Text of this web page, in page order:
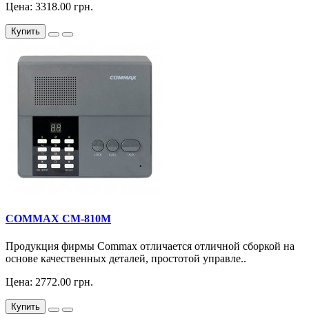
Цена: 3318.00 грн.
Купить
COMMAX CM-810M
Продукция фирмы Commax отличается отличной сборкой на
основе качественных деталей, простотой управле..
Цена: 2772.00 грн.
Купить